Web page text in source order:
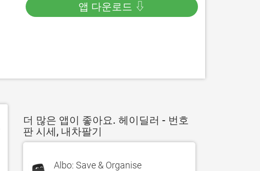
앱 다운로드 ⇩
더 많은 앱이 좋아요. 헤이딜러 - 번호
판 시세, 내차팔기
Albo: Save & Organise